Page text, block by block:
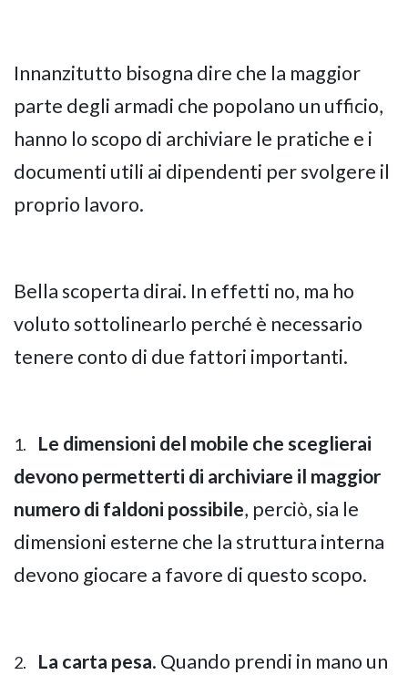
Innanzitutto bisogna dire che la maggior
parte degli armadi che popolano un ufficio,
hanno lo scopo di archiviare le pratiche e i
documenti utili ai dipendenti per svolgere il
proprio lavoro.
Bella scoperta dirai. In effetti no, ma ho
voluto sottolinearlo perché è necessario
tenere conto di due fattori importanti.
1. Le dimensioni del mobile che sceglierai
devono permetterti di archiviare il maggior
numero di faldoni possibile, perciò, sia le
dimensioni esterne che la struttura interna
devono giocare a favore di questo scopo.
2. La carta pesa. Quando prendi in mano un